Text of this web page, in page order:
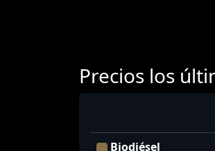
Precios los
Biodiésel